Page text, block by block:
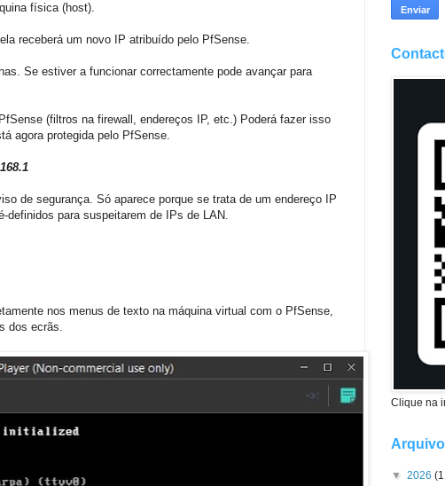
física (host).
receberá um novo IP atribuído pelo PfSense.
Se estiver a funcionar correctamente pode avançar para
(filtros na firewall, endereços IP, etc.) Poderá fazer isso
agora protegida pelo PfSense.
de segurança. Só aparece porque se trata de um endereço IP
definidos para suspeitarem de IPs de LAN.
nos menus de texto na máquina virtual com o PfSense,
dos ecrãs.
Clique na
▼ 2026